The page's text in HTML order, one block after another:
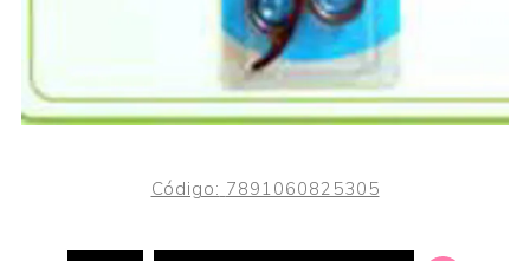
Código: 7891060825305